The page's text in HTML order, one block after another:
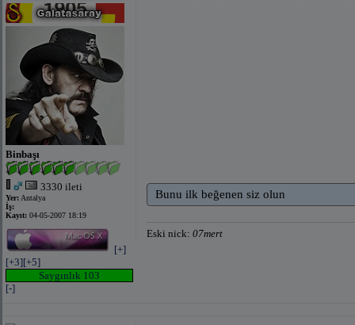
Binbaşı
3330 ileti
Yer: Antalya
İş:
Kayıt: 04-05-2007 18:19
[+]
[+3][+5]
Saygınlık 103
[-]
Bunu ilk beğenen siz olun
Eski nick: 07mert